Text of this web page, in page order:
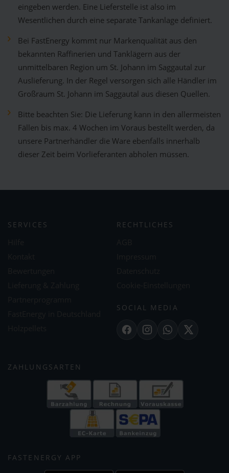
eingeben werden. Eine Lieferstelle ist also im
Wesentlichen durch eine separate Tankanlage definiert.
Bei FastEnergy kommt nur Markenqualität aus den
bekannten Raffinerien und Tanklägern aus der
unmittelbaren Region um St. Johann im Saggautal zur
Auslieferung. In der Regel versorgen sich alle Händler im
Großraum St. Johann im Saggautal aus diesen Quellen.
Bitte beachten Sie: Die Lieferung kann in den allermeisten
Fällen bis max. 4 Wochen im Voraus bestellt werden, da
unsere Partnerhändler die Ware ebenfalls innerhalb
dieser Zeit beim Vorlieferanten abholen müssen.
SERVICES RECHTLICHES
SOCIAL MEDIA
FacebookInstagramWhatsApp
X
ZAHLUNGSARTEN
FASTENERGY APP